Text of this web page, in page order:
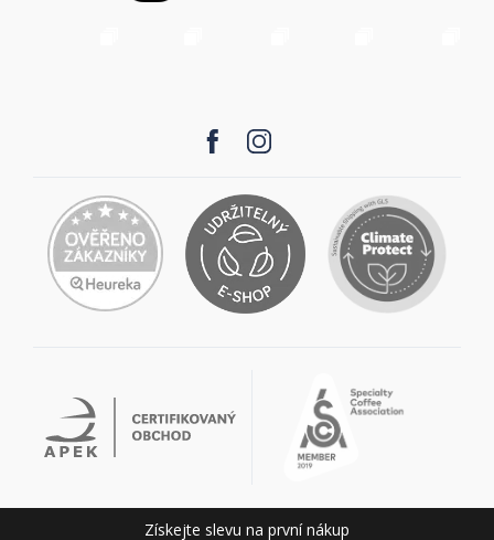
Získejte slevu na první nákup